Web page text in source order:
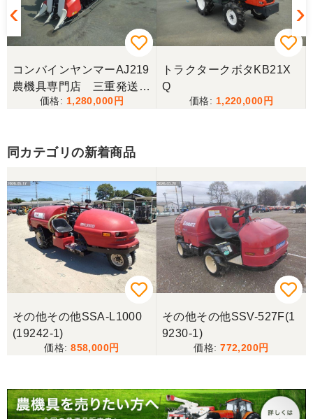
コンバインヤンマーAJ219
農機具専門店 三重発送整
備済み
1,280,000
トラクタークボタKB21X
Q
1,220,000
同カテゴリの新着商品
その他その他SSA-L1000
(19242-1)
858,000
その他その他SSV-527F(1
9230-1)
772,200